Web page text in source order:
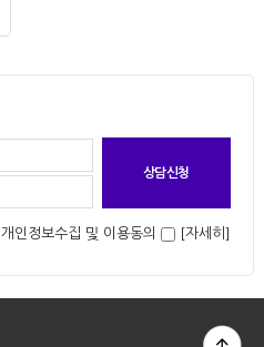
개인정보수집 및 이용동의 [자세히]